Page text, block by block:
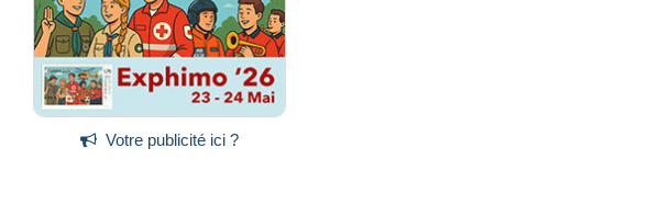
Votre publicité ici ?